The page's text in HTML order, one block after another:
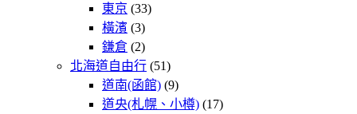
東京 (33)
橫濱 (3)
鎌倉 (2)
北海道自由行 (51)
道南(函館) (9)
道央(札幌、小樽) (17)